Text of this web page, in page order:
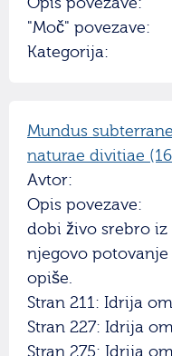
"Moč" povezave:
Kategorija:
Mundus
naturae divitiae
Avtor:
Opis povezave:
dobi živo srebro
njegovo
opiše.
Stran 211: Idrija
Stran 227: Idrija
Stran 275: Idrija